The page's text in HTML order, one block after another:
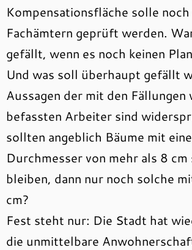
Kompensationsfläche solle noch
Fachämtern geprüft werden.
gefällt, wenn es noch keinen
Und was soll überhaupt gefällt
Aussagen der mit den Fällungen
befassten Arbeiter sind
sollten angeblich Bäume mit
Durchmesser von mehr als 8 cm
bleiben, dann nur noch solche
cm?
Fest steht nur: Die Stadt hat
die unmittelbare